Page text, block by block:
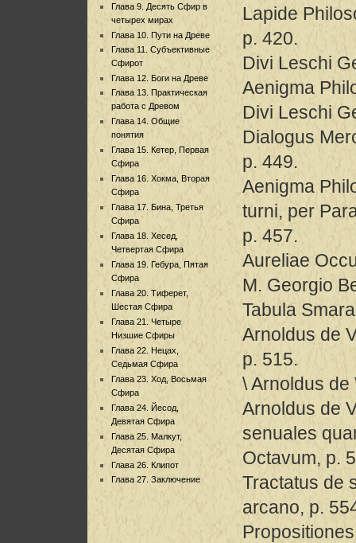
Глава 9. Десять Сфир в
четырех мирах
Глава 10. Пути на Древе
Глава 11. Субъективные
Сфирот
Глава 12. Боги на Древе
Глава 13. Практическая
работа с Древом
Глава 14. Общие
понятия
Глава 15. Кетер, Первая
Сфира
Глава 16. Хокма, Вторая
Сфира
Глава 17. Бина, Третья
Сфира
Глава 18. Хесед,
Четвертая Сфира
Глава 19. Гебура, Пятая
Сфира
Глава 20. Тиферет,
Шестая Сфира
Глава 21. Четыре
Низшие Сфиры
Глава 22. Нецах,
Седьмая Сфира
Глава 23. Ход, Восьмая
Сфира
Глава 24. Йесод,
Девятая Сфира
Глава 25. Малкут,
Десятая Сфира
Глава 26. Клипот
Глава 27. Заключение
Lapide
p. 420.
Divi Leschi
Aenigma
Divi Leschi
Dialogus
p. 449.
Aenigma
turni, per
p. 457.
Aureliae
M. Georgio
Tabula
Arnoldus de
p. 515.
\ Arnoldus de
Arnoldus de
senuales
Octavum, p.
Tractatus de
arcano, p.